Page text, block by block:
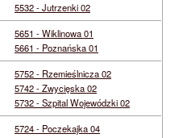
5532 - Jutrzenki 02
5651 - Wiklinowa 01
5661 - Poznańska 01
5752 - Rzemieślnicza 02
5742 - Zwycięska 02
5732 - Szpital Wojewódzki 02
5724 - Poczekajka 04